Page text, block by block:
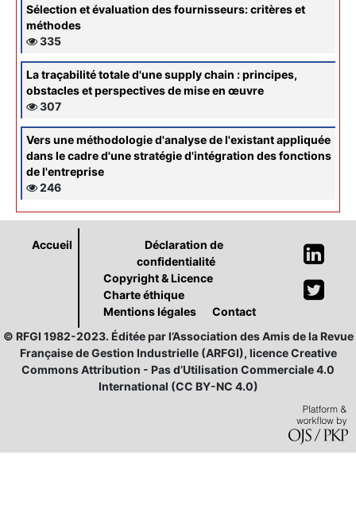
Sélection et évaluation des fournisseurs: critères et
méthodes
335
La traçabilité totale d'une supply chain : principes,
obstacles et perspectives de mise en œuvre
307
Vers une méthodologie d'analyse de l'existant appliquée
dans le cadre d'une stratégie d'intégration des fonctions
de l'entreprise
246
Accueil
Déclaration de
confidentialité
Copyright & Licence
Charte éthique
Mentions légales
Contact
© RFGI 1982-2023. Éditée par l’Association des Amis de la Revue
Française de Gestion Industrielle (ARFGI), licence Creative
Commons Attribution - Pas d’Utilisation Commerciale 4.0
International (CC BY-NC 4.0)